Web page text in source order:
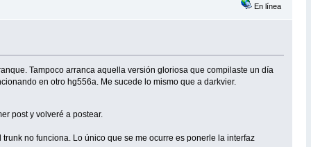
En línea
Tampoco arranca aquella versión gloriosa que compilaste un día
en otro hg556a. Me sucede lo mismo que a darkvier.
post y volveré a postear.
no funciona. Lo único que se me ocurre es ponerle la interfaz